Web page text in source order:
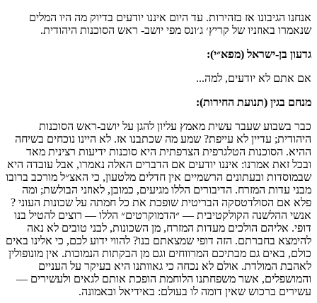
אנחנו הגיבונו אז בזהירות. עד היום איננו יודעים בדיוק מה היו המלים
שנאמרו באוזניו של קריץ׳ ג׳ונס מפי יושב- ראש הסוכנות היהודית.
גדעון בן-ישראל (מפא״י):
אם אתם לא יודעים, למה...
מנחם בגין (תנועת החירות):
כבר בשבוע שעבר עשית מאמץ עליון להגן על יושב-ראש הסוכנות
היהודית; עדיין לא עייפת? שמע מה שכתבנו אז. לא היינו נוכחים בשיחה
ההיא. הסוכנות הטלגרפית הצרפתית היא סוכנות ידיעות רצינית מאד
ובכל זאת אמרנו: איננו יודעים אם הדברים האלה נאמרו, אבל עובדה היא
שבמוסדות ובעתונים הרשמיים אין חדלים מלטעון, כי האצ״ל מורכב ברובו
מבני עדות המזרח. הדיבורים הללו מגיעים, כמובן, לאוזני הבולשת; ומה
פלא אם הסולדטסקה הבריטית שופכת את כל חמתה על שכונות העוני ?
אנשי ההלשנה הקולקטיבית — ״הדמוקרטים״ הללו — רוצים להטיל בנו
דופי. אליהם הולכים מעדות המזרח, מן השכונות, לבני טובים לא נאה
להימצא בחברתם. הזה דופי שמצאתם בנו? להווי ידוע לכם, כי אלינו באים
כולם, באים גם מבתיכם המרווחים וגם מן הבקתות הנמוכות. אין מונופולין
לאהבת המולדת. אולם לא נכחה כי גאוותנו היא בעיקר על העניים
והמושפלים, אשר משפחתנו הלוחמת הופכת אותם לגאים ולעשירים —
עשירים ברכוש שאין דומה לו בעולם: באידיאל ובאמונה.